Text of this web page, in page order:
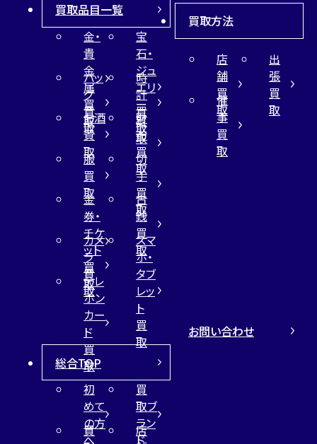
買取品目一覧
金・
貴
金
属
買
取
宝
石・
ジュ
エリ
ー
買
取
バッ
グ
買
取
時
計
買
取
お酒
買
取
財
布
買
取
服
買
取
切
手
買
取
金
券・
チケ
ット
買
取
古
銭
買
取
カメ
ラ
買
取
スマ
ホ・
タブ
レッ
ト
買
取
テレ
ホン
カー
ド
買
取
買取方法
店
舗
買
取
出
張
買
取
催
事
買
取
総合TOP
初
めて
の方
へ
買
取ブ
ラン
ド
買
店
お問い合わせ